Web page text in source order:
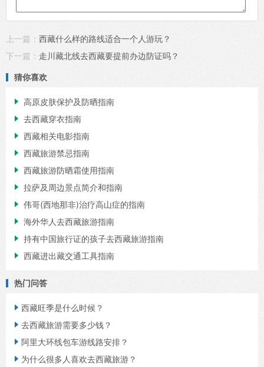
上一篇： 西藏什么样的路线适合一个人游玩？
下一篇： 走川藏北线去西藏要提前办边防证吗？
猜你喜欢
 高原皮肤保护及防晒指南
 去西藏穿衣指南
 西藏相关电影指南
 西藏旅游禁忌指南
 西藏旅游防晒霜使用指南
 拉萨及周边景点简介和指南
 伟哥(西地那非)治疗高山症的指南
 海外华人去西藏旅游指南
 持有中国旅行证的孩子去西藏旅游指南
 西藏进出藏交通工具指南
热门问答
 西藏旺季是什么时候？
 去西藏旅游需要多少钱？
 阿里大环线包车游线路安排？
 为什么很多人喜欢去西藏旅游？